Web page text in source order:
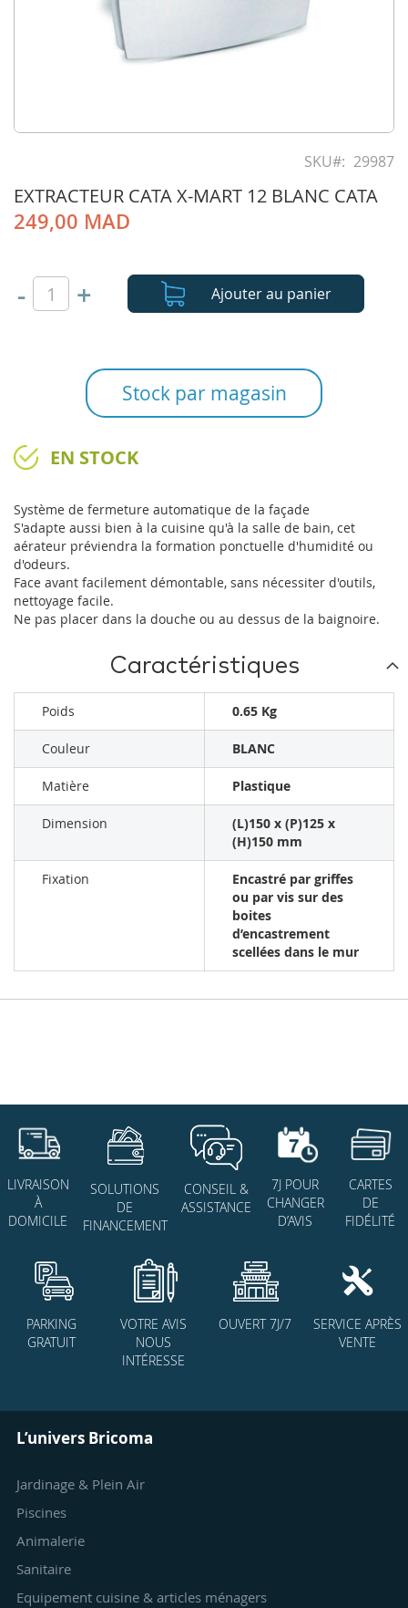
SKU 29987
EXTRACTEUR CATA X-MART 12 BLANC CATA
249,00 MAD
- + Ajouter au panier
Stock par magasin
EN STOCK
Système de fermeture automatique de la façade
S'adapte aussi bien à la cuisine qu'à la salle de bain, cet
aérateur préviendra la formation ponctuelle d'humidité ou
d'odeurs.
Face avant facilement démontable, sans nécessiter d'outils,
nettoyage facile.
Ne pas placer dans la douche ou au dessus de la baignoire.
beginning
of
the
Caractéristiques
Poids 0.65 Kg
Couleur BLANC
Matière Plastique
Dimension
(L)150 x (P)125 x
(H)150 mm
Fixation
Encastré par griffes
ou par vis sur des
boites
d’encastrement
scellées dans le mur
LIVRAISON
À
DOMICILE
SOLUTIONS
DE
FINANCEMENT
CONSEIL &
ASSISTANCE
7J POUR
CHANGER
D’AVIS
CARTES
DE
FIDÉLITÉ
PARKING
GRATUIT
VOTRE AVIS
NOUS
INTÉRESSE
OUVERT 7J/7
SERVICE APRÈS
VENTE
L’univers Bricoma
Jardinage & Plein Air
Piscines
Animalerie
Sanitaire
Equipement cuisine & articles ménagers